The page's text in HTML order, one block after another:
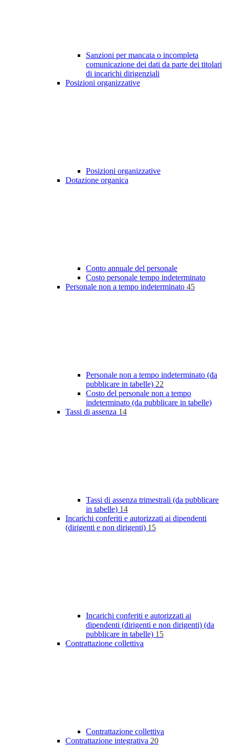
Sanzioni per mancata o incompleta
comunicazione dei dati da parte dei titolari
di incarichi dirigenziali
Posizioni organizzative
Posizioni organizzative
Dotazione organica
Conto annuale del personale
Costo personale tempo indeterminato
Personale non a tempo indeterminato 45
Personale non a tempo indeterminato (da
pubblicare in tabelle) 22
Costo del personale non a tempo
indeterminato (da pubblicare in tabelle)
Tassi di assenza 14
Tassi di assenza trimestrali (da pubblicare
in tabelle) 14
Incarichi conferiti e autorizzati ai dipendenti
(dirigenti e non dirigenti) 15
Incarichi conferiti e autorizzati ai
dipendenti (dirigenti e non dirigenti) (da
pubblicare in tabelle) 15
Contrattazione collettiva
Contrattazione collettiva
Contrattazione integrativa 20